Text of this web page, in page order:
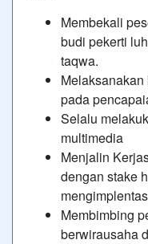
Membekali
budi pekerti
taqwa.
pada
Selalu
multimedia
Menjalin
dengan stake
Membimbing
berwirausaha